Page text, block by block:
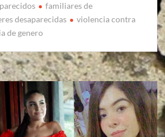
familiares de
desaparecidas
violencia contra
de genero